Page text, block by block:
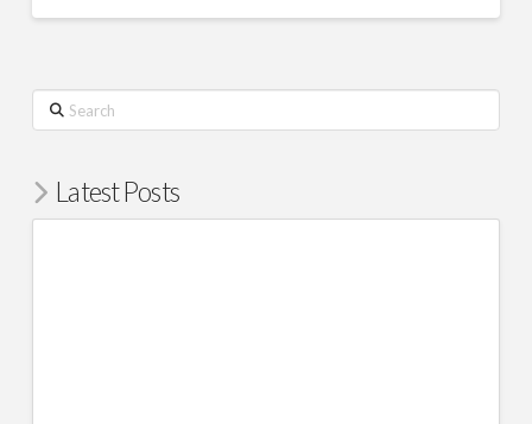
Search
Latest Posts